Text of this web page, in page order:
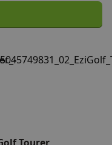
Tourer refurbished